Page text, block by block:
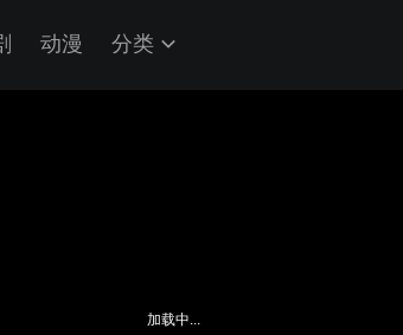
动漫 分类
加载中...